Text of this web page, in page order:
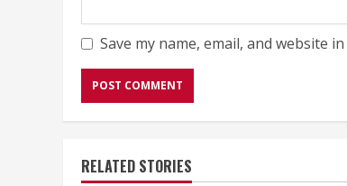
Save my name, email, and website
RELATED STORIES